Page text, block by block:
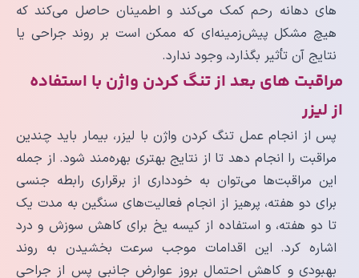
های دهانه رحم کمک می‌کند و اطمینان حاصل می‌کند که
هیچ مشکل پیش‌زمینه‌ای که ممکن است بر روند جراحی یا
نتایج آن تأثیر بگذارد، وجود ندارد.
مراقبت های بعد از تنگ کردن واژن با استفاده
از لیزر
پس از انجام عمل تنگ کردن واژن با لیزر، بیمار باید چندین
مراقبت را انجام دهد تا از نتایج بهتری بهره‌مند شود. از جمله
این مراقبت‌ها می‌توان به خودداری از برقراری رابطه جنسی
برای دو هفته، پرهیز از انجام فعالیت‌های سنگین به مدت یک
تا دو هفته، و استفاده از کیسه یخ برای کاهش سوزش و درد
اشاره کرد. این اقدامات موجب سرعت بخشیدن به روند
بهبودی و کاهش احتمال بروز عوارض جانبی پس از جراحی